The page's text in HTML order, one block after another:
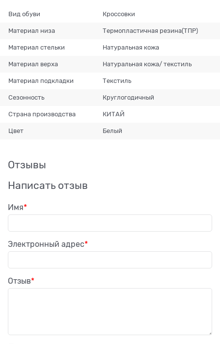
Вид обуви Кроссовки
Материал низа Термопластичная резина(ТПР)
Материал стельки Натуральная кожа
Материал верха Натуральная кожа/ текстиль
Материал подкладки Текстиль
Сезонность Круглогодичный
Страна производства КИТАЙ
Цвет Белый
Отзывы
Написать отзыв
Имя
Электронный адрес
Отзыв